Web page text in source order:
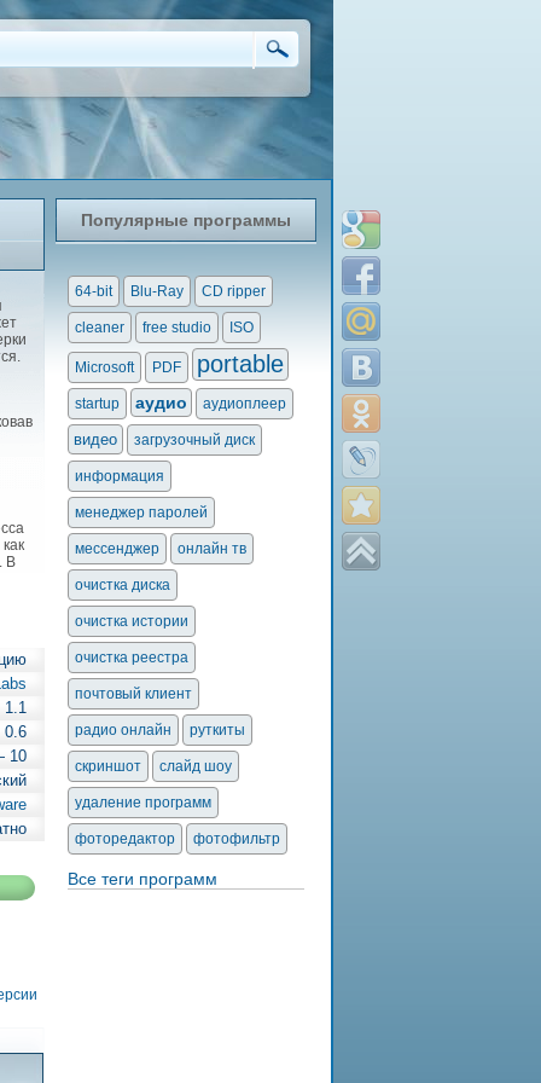
В
1.1
0.6
10
Популярные программы
64-bit Blu-Ray CD ripper
cleaner free studio ISO
Microsoft PDF portable
startup аудио аудиоплеер
видео загрузочный диск
информация
менеджер паролей
мессенджер онлайн тв
очистка диска
очистка истории
очистка реестра
почтовый клиент
радио онлайн руткиты
скриншот слайд шоу
удаление программ
фоторедактор фотофильтр
Все теги программ